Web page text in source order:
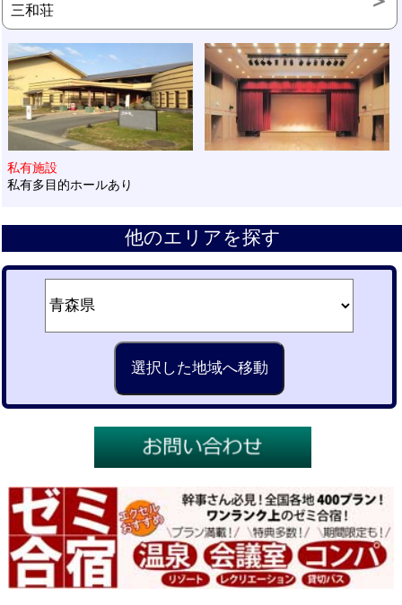
三和荘
私有施設
私有多目的ホールあり
他のエリアを探す